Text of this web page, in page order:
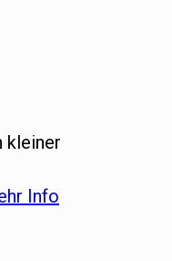
kleiner
Info